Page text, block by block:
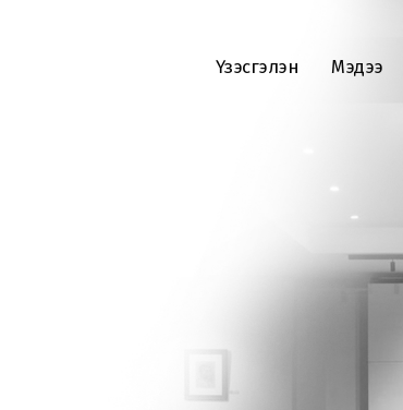
Үзэсгэлэн Мэдээ